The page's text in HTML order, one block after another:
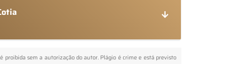
proibida sem a autorização do autor. Plágio é crime e está previsto